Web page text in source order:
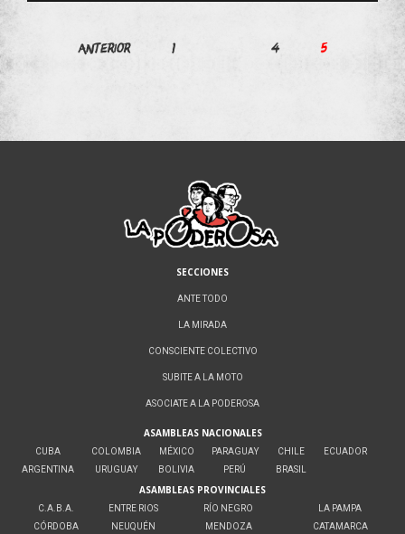
Paginación
Anterior 1 4 5
SECCIONES
ANTE TODO
LA MIRADA
CONSCIENTE COLECTIVO
SUBITE A LA MOTO
ASOCIATE A LA PODEROSA
ASAMBLEAS NACIONALES
CUBA
ARGENTINA
COLOMBIA
URUGUAY
MÉXICO
BOLIVIA
PARAGUAY
PERÚ
CHILE
BRASIL
ECUADOR
ASAMBLEAS PROVINCIALES
C.A.B.A.
CÓRDOBA
ENTRE RIOS
NEUQUÉN
RÍO NEGRO
MENDOZA
LA PAMPA
CATAMARCA